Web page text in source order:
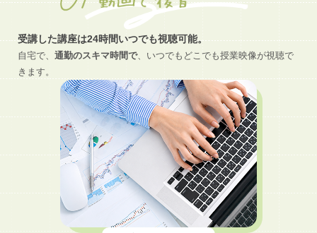
受講した講座は24時間いつでも視聴可能。
自宅で、 通勤のスキマ時間で、いつでもどこでも授業映像が視聴で
きます。